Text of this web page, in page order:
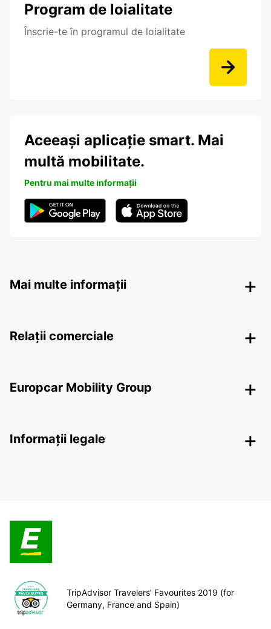
Program de loialitate
Înscrie-te în programul de loialitate
Aceeași aplicație smart. Mai
multă mobilitate.
Pentru mai multe informații
Mai multe informații
Relații comerciale
Europcar Mobility Group
Informații legale
TripAdvisor Travelers’ Favourites 2019 (for
Germany, France and Spain)